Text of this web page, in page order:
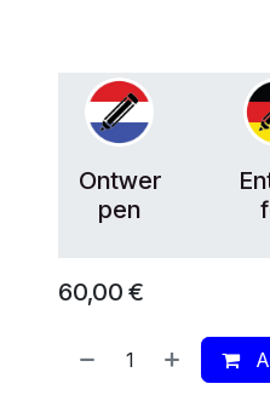
Ontwer
pen
60,00 €